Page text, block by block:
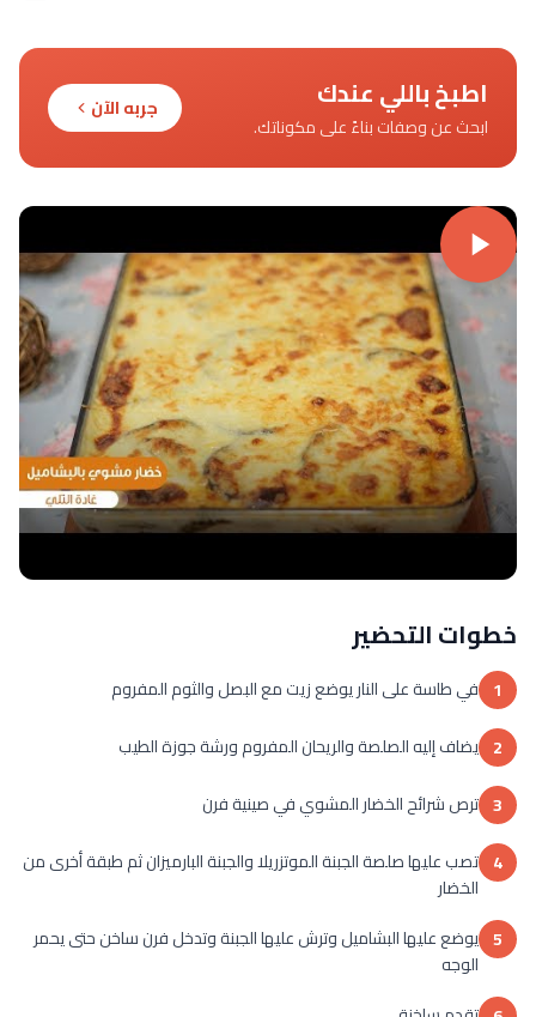
اطبخ باللي عندك
ابحث عن وصفات بناءً على مكوناتك.
جربه الآن
خطوات التحضير
1 في طاسة على النار يوضع زيت مع البصل والثوم المفروم
2 يضاف إليه الصلصة والريحان المفروم ورشة جوزة الطيب
3 ترص شرائح الخضار المشوي في صينية فرن
4 تصب عليها صلصة الجبنة الموتزريلا والجبنة البارميزان ثم طبقة أخرى من
الخضار
5 يوضع عليها البشاميل وترش عليها الجبنة وتدخل فرن ساخن حتى يحمر
الوجه